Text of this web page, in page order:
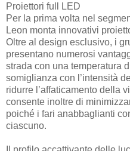
Proiettori full LED
Per la prima volta nel
Leon monta innovativi
Oltre al design esclusivo, i
presentano numerosi
strada con una temperatura
somiglianza con l’intensità
ridurre l’affaticamento della
consente inoltre di
poiché i fari anabbaglianti
ciascuno.